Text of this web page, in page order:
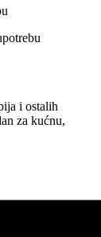
i ostalih
za kućnu,